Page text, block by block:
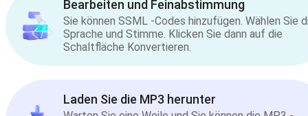
Bearbeiten und Feinabstimmung
Sie können SSML -Codes hinzufügen. Wählen Sie
Sprache und Stimme. Klicken Sie dann auf die
Schaltfläche Konvertieren.
Laden Sie die MP3 herunter